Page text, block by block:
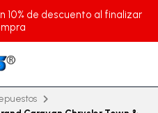
10% de descuento al finalizar